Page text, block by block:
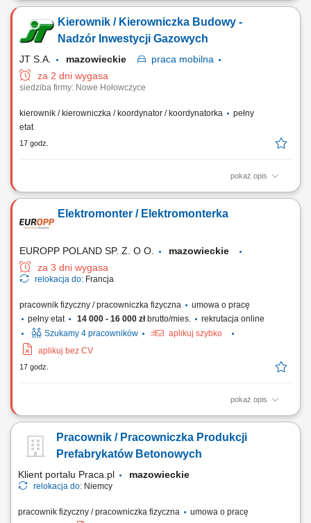
Monitorowanie standardów jakościowych oraz dbałość o powtarzalność
doskonałego smaku potraw. Koordynowanie codziennych procesów na
Kierownik / Kierowniczka Budowy -
Nadzór Inwestycji Gazowych
JT S.A. mazowieckie praca mobilna
za 2 dni wygasa
siedziba firmy: Nowe Hołowczyce
kierownik / kierowniczka / koordynator / koordynatorka
pełny
etat
17 godz.
pokaż opis
Miejsce pracy: budowy na terenie całego kraju Opis stanowiska
gazociągi wysokiego ciśnienia oraz stacje i tłocznie gazowe, Bieżący
nadzór nad pracami budowlanymi i dokumentacją kontraktową,
Elektromonter / Elektromonterka
EUROPP POLAND SP. Z. O O.
mazowieckie
za 3 dni wygasa
relokacja do: Francja
pracownik fizyczny / pracowniczka fizyczna
umowa o pracę
pełny etat
14 000 - 16 000 złbrutto/mies.
rekrutacja online
Szukamy 4 pracowników
aplikuj szybko
aplikuj bez CV
17 godz.
pokaż opis
Zadania Przygotowanie oraz montaż wiązek kablowych w wagonach i
podstawie dostarczonych planów i rysunków technicznych; Realizacja
zadań montażowych zgodnie z instrukcjami i wytycznymi przełożonych;
Pracownik / Pracowniczka Produkcji
Prefabrykatów Betonowych
Klient portalu Praca.pl mazowieckie
relokacja do: Niemcy
pracownik fizyczny / pracowniczka fizyczna
umowa o pracę